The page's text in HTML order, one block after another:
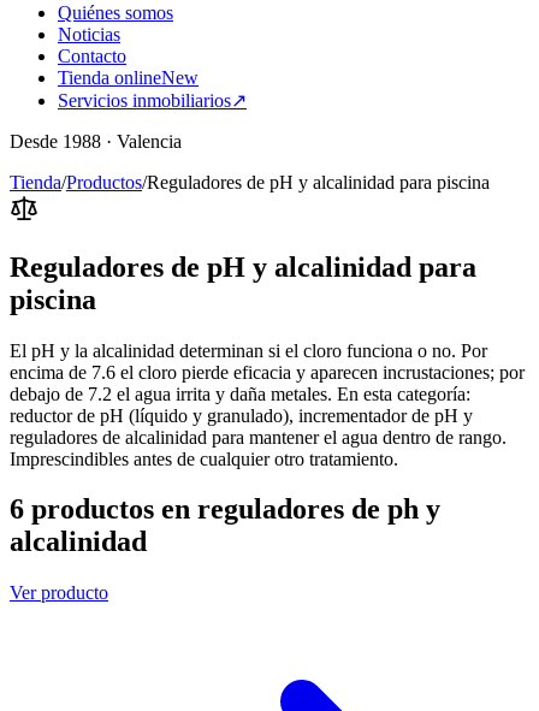
Quiénes somos
Noticias
Contacto
Tienda onlineNew
Servicios inmobiliarios↗
Desde 1988 · Valencia
Tienda/Productos/Reguladores de pH y alcalinidad para piscina
Reguladores de pH y alcalinidad para
piscina
El pH y la alcalinidad determinan si el cloro funciona o no. Por
encima de 7.6 el cloro pierde eficacia y aparecen incrustaciones; por
debajo de 7.2 el agua irrita y daña metales. En esta categoría:
reductor de pH (líquido y granulado), incrementador de pH y
reguladores de alcalinidad para mantener el agua dentro de rango.
Imprescindibles antes de cualquier otro tratamiento.
6 productos en reguladores de ph y
alcalinidad
Ver producto